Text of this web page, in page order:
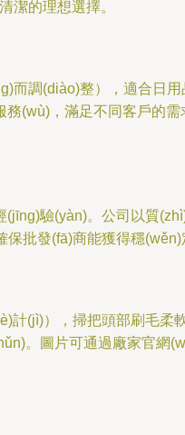
潔的理想選擇。
而調(diào)整），適合日
(wù)，滿足不同客戶的
驗(yàn)。公司以質
批發(fā)商能獲得穩(wěn)
(jì)），掃把頭部刷毛柔
。圖片可通過廠家官網